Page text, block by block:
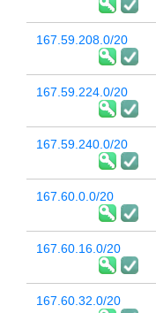
167.59.208.0/20
167.59.224.0/20
167.59.240.0/20
167.60.0.0/20
167.60.16.0/20
167.60.32.0/20